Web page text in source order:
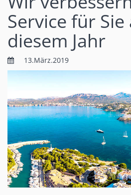
Service für
diesem Jahr
13.März.2019